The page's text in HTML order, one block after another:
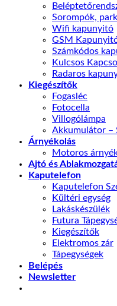
Sorompók,
Wifi kapunyitó
GSM
Számkódos
Kulcsos
Radaros
Kiegészítők
Fogasléc
Fotocella
Villogólámpa
Akkumulátor –
Árnyékolás
Motoros
Ajtó és
Kaputelefon
Kaputelefon
Kültéri egység
Lakáskészülék
Futura
Kiegészítők
Elektromos zár
Tápegységek
Belépés
Newsletter